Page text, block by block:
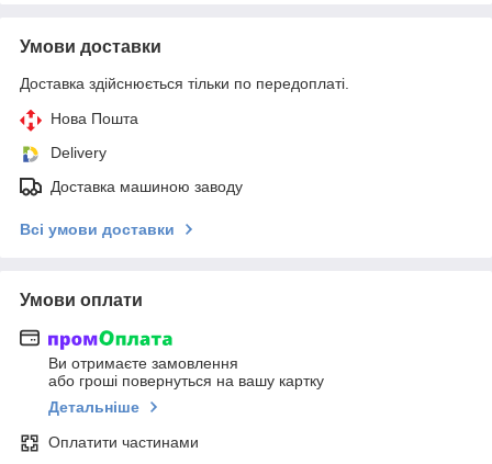
Умови доставки
Доставка здійснюється тільки по передоплаті.
Нова Пошта
Delivery
Доставка машиною заводу
Всі умови доставки
Умови оплати
Ви отримаєте замовлення
або гроші повернуться на вашу картку
Детальніше
Оплатити частинами